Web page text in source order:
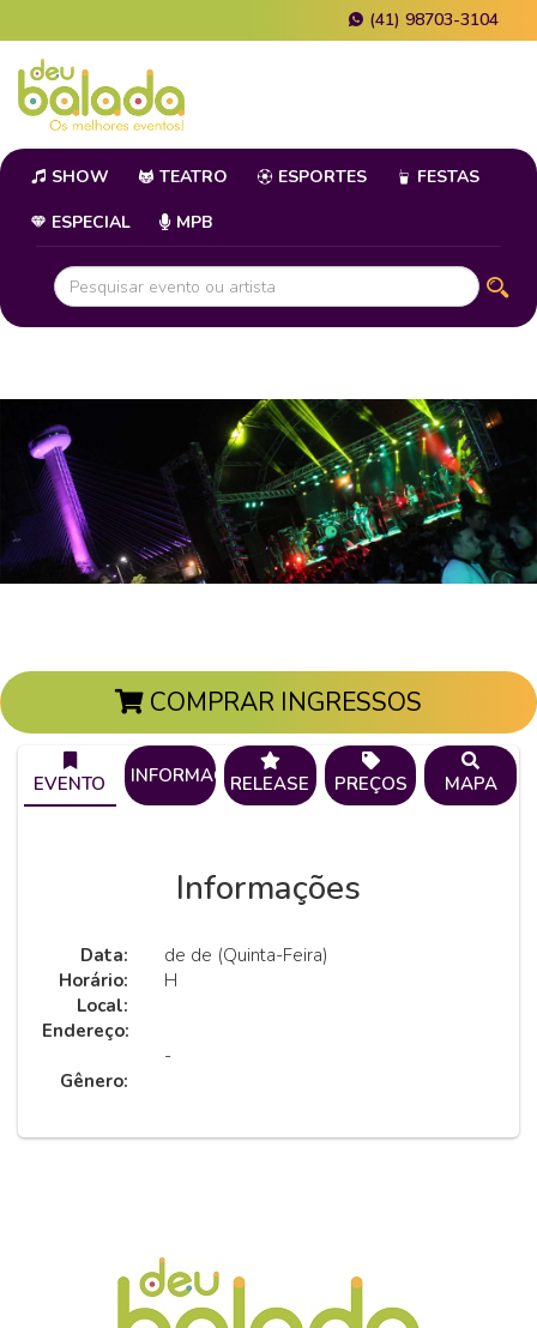
(41) 98703-3104
SHOW TEATRO ESPORTES FESTAS
ESPECIAL MPB
COMPRAR INGRESSOS
EVENTO INFORMAÇÕESRELEASE PREÇOS MAPA
Informações
Data:
de de (Quinta-Feira)
Horário:
H
Local:
Endereço:
-
Gênero: